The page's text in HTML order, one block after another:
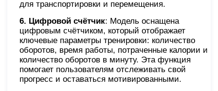
для транспортировки и перемещения.
6. Цифровой счётчик: Модель оснащена
цифровым счётчиком, который отображает
ключевые параметры тренировки: количество
оборотов, время работы, потраченные калории и
количество оборотов в минуту. Эта функция
помогает пользователям отслеживать свой
прогресс и оставаться мотивированными.